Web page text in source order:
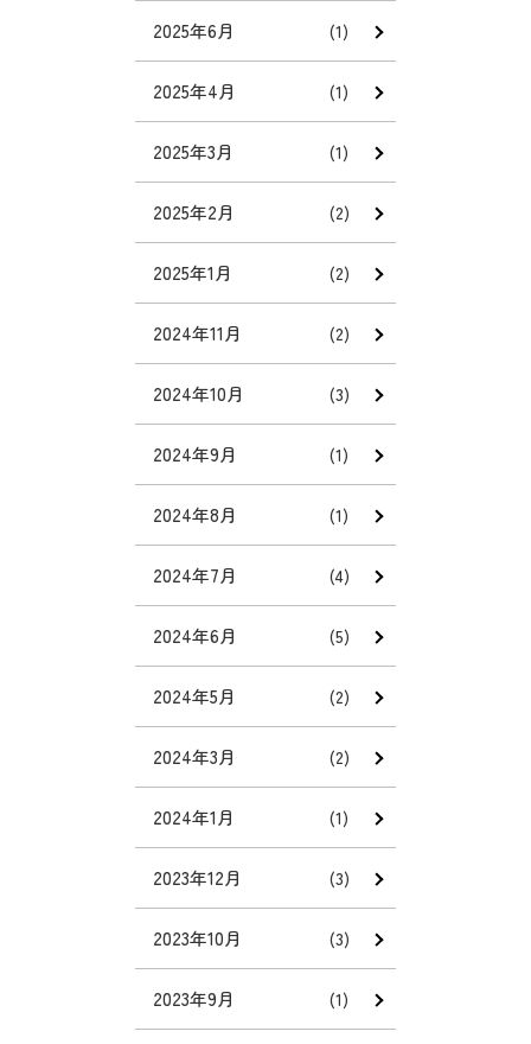
2025年6月 (1)
2025年4月 (1)
2025年3月 (1)
2025年2月 (2)
2025年1月 (2)
2024年11月 (2)
2024年10月 (3)
2024年9月 (1)
2024年8月 (1)
2024年7月 (4)
2024年6月 (5)
2024年5月 (2)
2024年3月 (2)
2024年1月 (1)
2023年12月 (3)
2023年10月 (3)
2023年9月 (1)